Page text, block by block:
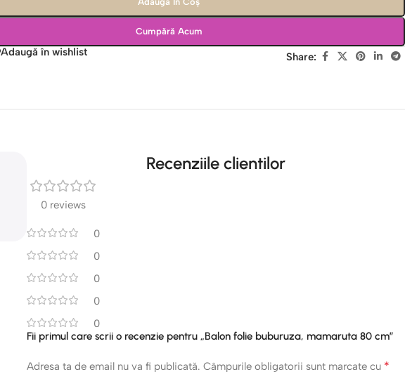
Cumpără Acum
Adaugă în wishlist Share:
Recenziile clientilor
0 reviews
0
0
0
0
0
Fii primul care scrii o recenzie pentru „Balon folie buburuza, mamaruta 80 cm”
Adresa ta de email nu va fi publicată. Câmpurile obligatorii sunt marcate cu *